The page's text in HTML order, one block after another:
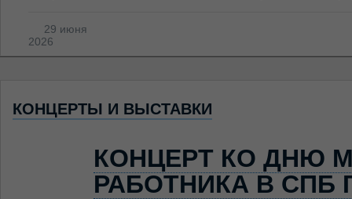
29 июня
2026
КОНЦЕРТЫ И ВЫСТАВКИ
КОНЦЕРТ КО ДНЮ
РАБОТНИКА В СПБ